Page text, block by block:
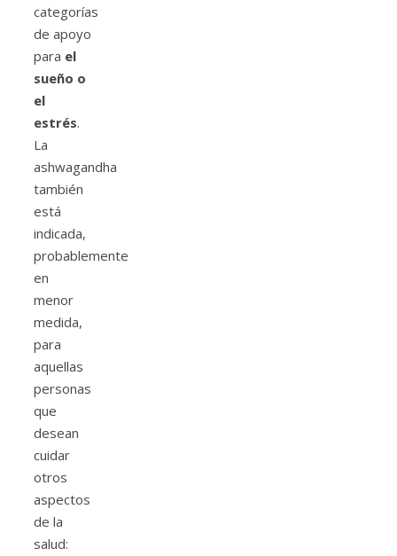
categorías
de apoyo
para el
sueño o
el
estrés.
La
ashwagandha
también
está
indicada,
probablemente
en
menor
medida,
para
aquellas
personas
que
desean
cuidar
otros
aspectos
de la
salud: